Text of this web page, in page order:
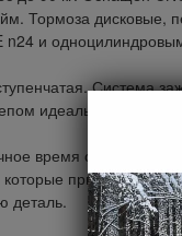
Тормоза дисковые,
и
Система
идеальны для
время суток
при должной
деталь.